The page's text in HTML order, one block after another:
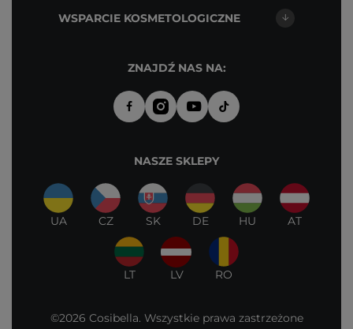
WSPARCIE KOSMETOLOGICZNE
ZNAJDŹ NAS NA:
NASZE SKLEPY
UA CZ SK DE HU AT
LT LV RO
©2026 Cosibella. Wszystkie prawa zastrzeżone